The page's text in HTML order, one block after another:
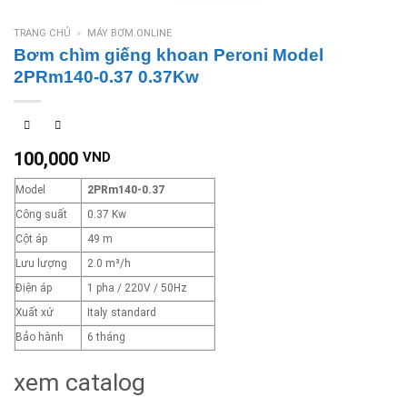
TRANG CHỦ » MÁY BƠM.ONLINE
Bơm chìm giếng khoan Peroni Model
2PRm140-0.37 0.37Kw
100,000 VND
Model
2PRm140-0.37
Công suất
0.37 Kw
Cột áp
49 m
Lưu lượng
2.0 m³/h
Điện áp
1 pha / 220V / 50Hz
Xuất xứ
Italy standard
Bảo hành
6 tháng
xem catalog